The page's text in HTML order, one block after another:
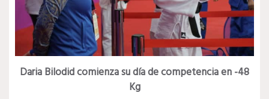
Daria Bilodid comienza su día de competencia en -48
Kg